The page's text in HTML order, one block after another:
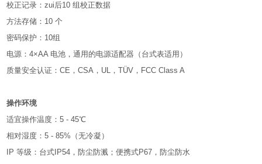
校正记录：zui后10 组校正数据
方法存储：10 个
密码保护：10组
电源：4×AA 电池，通用的电源适配器（台式表适用）
质量安全认证：CE，CSA，UL，TÜV，FCC Class A
操作环境
适宜操作温度：5 - 45℃
相对湿度：5 - 85%（无冷凝）
IP 等级：台式IP54，防尘防溅；便携式P67，防尘防水